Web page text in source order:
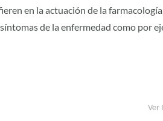
en la actuación de la
de la enfermedad como por
Ver